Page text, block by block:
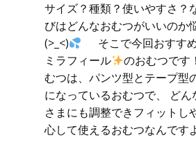
サイズ？種類？使いやすさ？
びはどんなおむつがいいのか
(>_<)
そこで今回おすす
ミラフィール
のおむつです
むつは、パンツ型とテープ型
になっているおむつで、 どん
さまにも調整できフィットし
心して使えるおむつなん